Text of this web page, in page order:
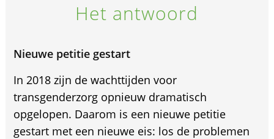
Het antwoord
Nieuwe petitie gestart
In 2018 zijn de wachttijden voor
transgenderzorg opnieuw dramatisch
opgelopen. Daarom is een nieuwe petitie
gestart met een nieuwe eis: los de problemen